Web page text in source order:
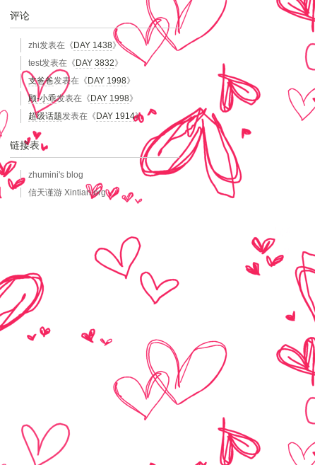
评论
zhi发表在《 DAY 1438》
test发表在《 DAY 3832》
支爸爸发表在《 DAY 1998》
顾-小乖发表在《 DAY 1998》
超级话题发表在《 DAY 1914》
链接表
zhumini's blog
信天谨游 Xintian.org